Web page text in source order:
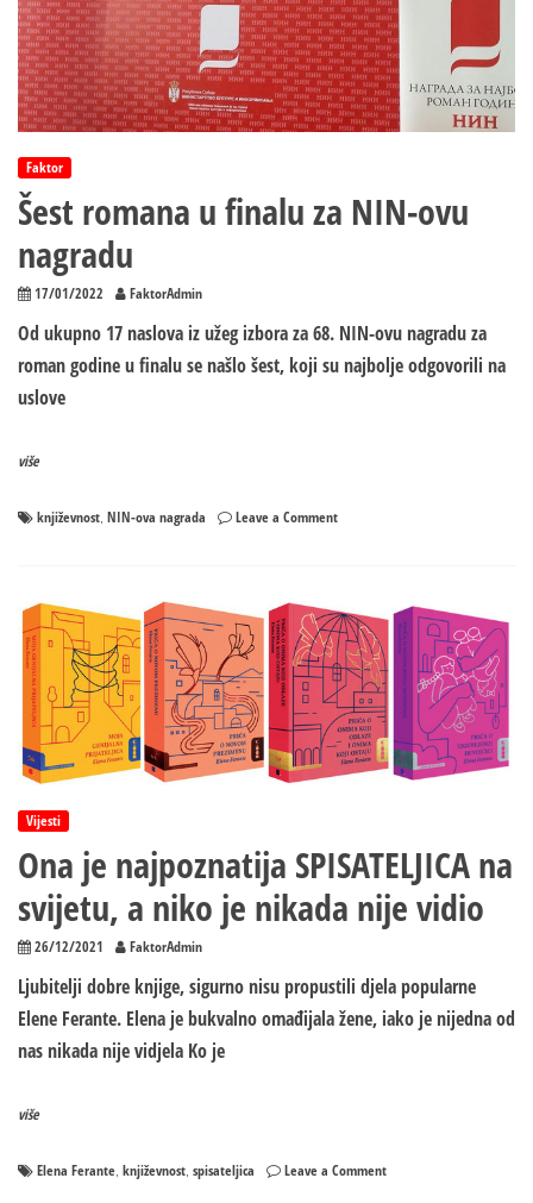
Faktor
Šest romana u finalu za NIN-ovu
nagradu
17/01/2022 FaktorAdmin
Od ukupno 17 naslova iz užeg izbora za 68. NIN-ovu nagradu za
roman godine u finalu se našlo šest, koji su najbolje odgovorili na
uslove
više
književnost NIN-ova nagrada Leave a Commenton
finalu
za
NIN-
ovu
nagradu
Vijesti
Ona je najpoznatija SPISATELJICA na
svijetu, a niko je nikada nije vidio
26/12/2021 FaktorAdmin
Ljubitelji dobre knjige, sigurno nisu propustili djela popularne
Elene Ferante. Elena je bukvalno omađijala žene, iako je nijedna od
nas nikada nije vidjela Ko je
više
Elena Ferante, književnost, spisateljica Leave a Commenton